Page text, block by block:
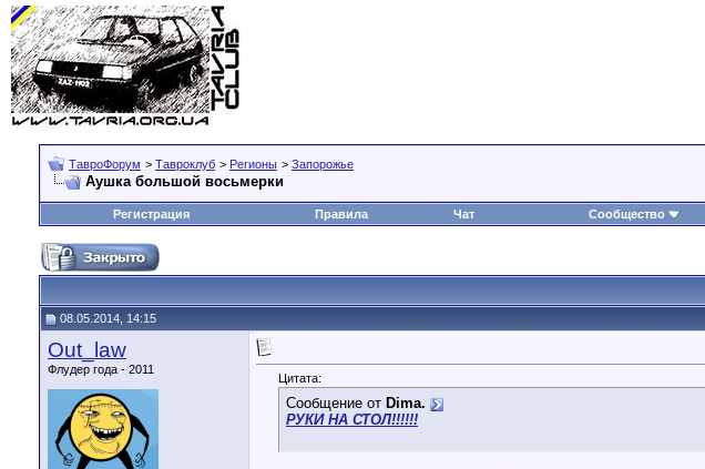
ТавроФорум > Тавроклуб > Регионы > Запорожье
Аушка большой восьмерки
Регистрация Правила Чат Сообщество
08.05.2014, 14:15
Out_law
Флудер года - 2011
Цитата:
Сообщение от Dima.
РУКИ НА СТОЛ!!!!!!